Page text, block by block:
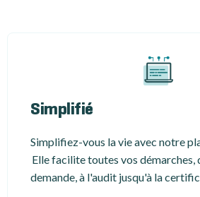
Simplifié
Simplifiez-vous la vie avec notre
Elle facilite toutes vos démarches,
demande, à l'audit jusqu'à la